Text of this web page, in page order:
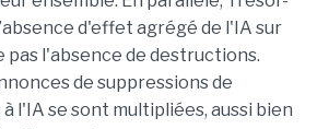
d'effet agrégé de l'IA sur
pas l'absence de destructions.
de suppressions de
l'IA se sont multipliées, aussi bien